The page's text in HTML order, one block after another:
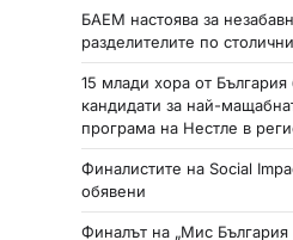
БАЕМ настоява за
разделителите по
15 млади хора от
кандидати за най-
програма на Нестле в
Финалистите на Social
обявени
Финалът на „Мис